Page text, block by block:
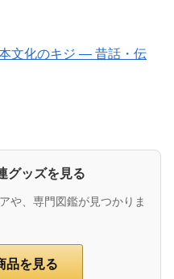
文化のキジ ― 昔話・伝
グッズを見る
や、専門図鑑が見つかりま
品を見る